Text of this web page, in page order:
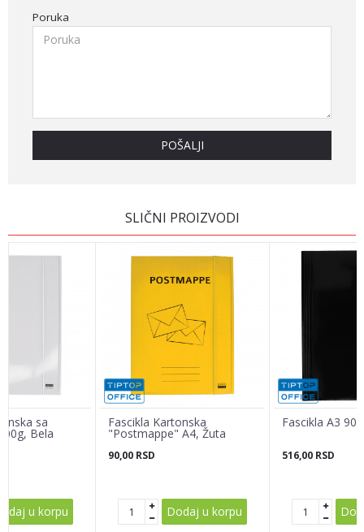
Poruka
POŠALJI
SLIČNI PROIZVODI
sa
Bela
u korpu
Fascikla Kartonska
"Postmappe" A4, Žuta
90,00 RSD
Dodaj u korpu
Fascikla A3
516,00 RSD